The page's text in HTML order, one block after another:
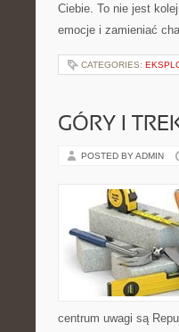
Ciebie. To nie jest
emocje i zamieniać
CATEGORIES:
GÓRY I
POSTED BY ADMIN
centrum uwagi są